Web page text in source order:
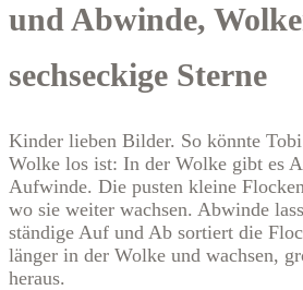
und Abwinde,
sechseckige Sterne
Kinder lieben Bilder. So könnte
Wolke los ist: In der Wolke gibt es
Aufwinde. Die pusten kleine
wo sie weiter wachsen. Abwinde
ständige Auf und Ab sortiert die
länger in der Wolke und wachsen,
heraus.